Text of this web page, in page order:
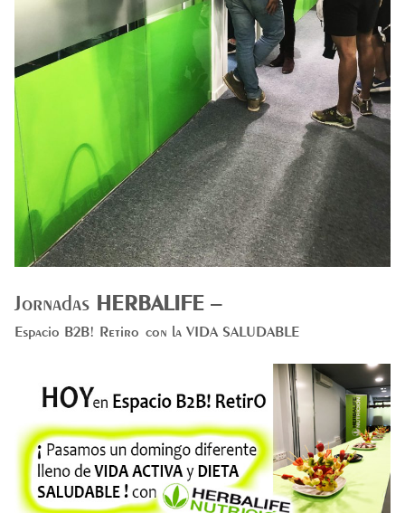
Jornadas HERBALIFE –
Espacio B2B! Retiro con la VIDA SALUDABLE